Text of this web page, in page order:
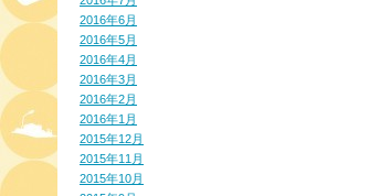
2016年6月
2016年5月
2016年4月
2016年3月
2016年2月
2016年1月
2015年12月
2015年11月
2015年10月